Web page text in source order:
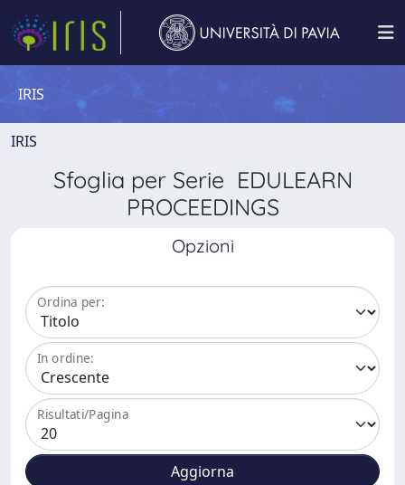
IRIS
IRIS
Sfoglia per Serie EDULEARN
PROCEEDINGS
Opzioni
Ordina per:
In ordine:
Risultati/Pagina